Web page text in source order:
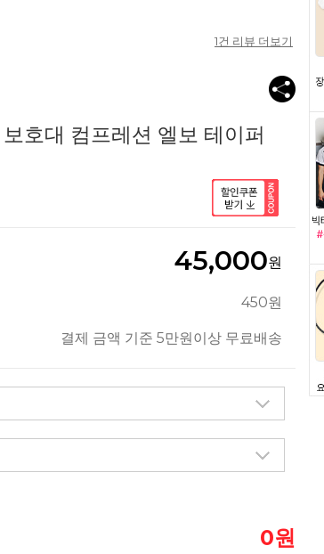
1건 리뷰 더보기
호대 컴프레션 엘보 테이퍼
45,000원
450원
결제 금액 기준 5만원이상 무료배송
0원